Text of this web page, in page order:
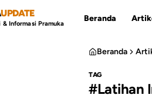
UPDATE
& Informasi Pramuka
Beranda
Beranda
TAG
#Latihan